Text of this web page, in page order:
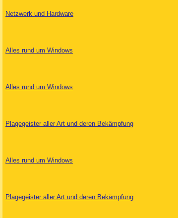
Netzwerk und Hardware
Alles rund um Windows
Alles rund um Windows
Plagegeister aller Art und deren Bekämpfung
Alles rund um Windows
Plagegeister aller Art und deren Bekämpfung